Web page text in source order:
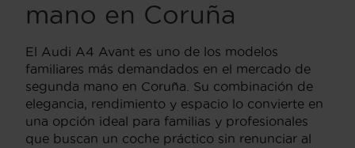
mano en Coruña
El Audi A4 Avant es uno de los modelos
familiares más demandados en el mercado de
segunda mano en Coruña. Su combinación de
elegancia, rendimiento y espacio lo convierte en
una opción ideal para familias y profesionales
que buscan un coche práctico sin renunciar al